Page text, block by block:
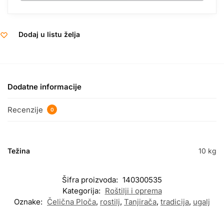
Dodaj u listu želja
Dodatne informacije
Recenzije 0
Težina 10 kg
Šifra proizvoda: 140300535
Kategorija: Roštilji i oprema
Oznake: Čelična Ploča, rostilj, Tanjirača, tradicija, ugalj